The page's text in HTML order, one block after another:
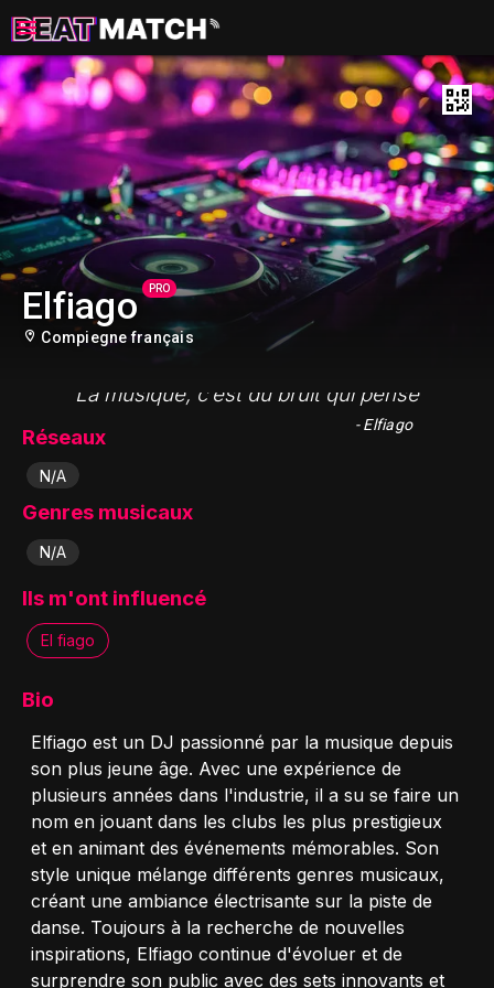
Elfiago PRO
Compiegne français
"La musique, c’est du bruit qui pense"
- Elfiago
Réseaux
N/A
Genres musicaux
N/A
Ils m'ont influencé
El fiago
Bio
Elfiago est un DJ passionné par la musique depuis
son plus jeune âge. Avec une expérience de
plusieurs années dans l'industrie, il a su se faire un
nom en jouant dans les clubs les plus prestigieux
et en animant des événements mémorables. Son
style unique mélange différents genres musicaux,
créant une ambiance électrisante sur la piste de
danse. Toujours à la recherche de nouvelles
inspirations, Elfiago continue d'évoluer et de
surprendre son public avec des sets innovants et